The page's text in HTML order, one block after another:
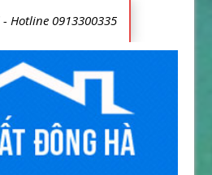
Hotline 0913300335